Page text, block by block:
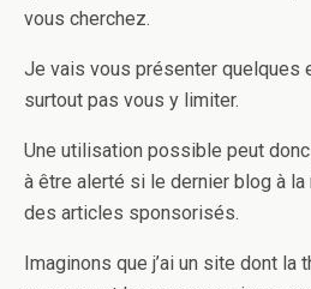
vous cherchez.
Je vais vous présenter quelques
surtout pas vous y limiter.
Une utilisation possible peut
à être alerté si le dernier blog à
des articles sponsorisés.
Imaginons que j’ai un site dont la